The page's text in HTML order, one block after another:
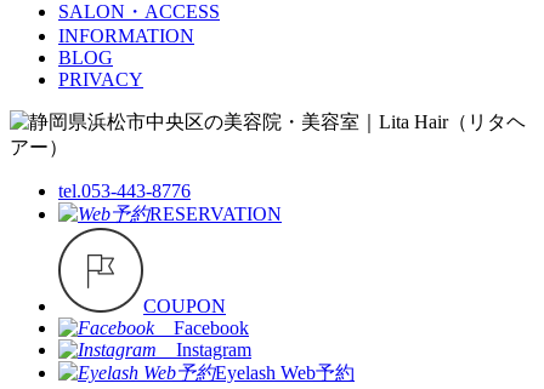
SALON・ACCESS
INFORMATION
BLOG
PRIVACY
tel.053-443-8776
RESERVATION
COUPON
Facebook
Instagram
Eyelash Web予約